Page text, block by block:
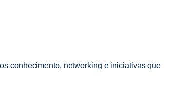
conhecimento, networking e iniciativas que